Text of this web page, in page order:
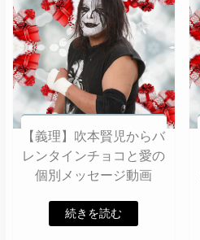
【義理】吹本賢児からバ
レンタインチョコと愛の
個別メッセージ動画
続きを読む